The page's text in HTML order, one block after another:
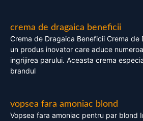
crema de dragaica beneficii
Crema de Dragaica Beneficii Crema de
un produs inovator care aduce
ingrijirea parului. Aceasta crema
brandul
vopsea fara amoniac blond
Vopsea fara amoniac pentru par blond